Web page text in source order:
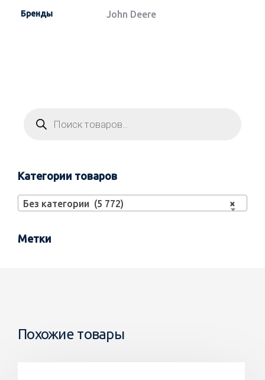
Бренды John Deere
Категории товаров
×
Без категории (5 772)
Метки
Похожие товары